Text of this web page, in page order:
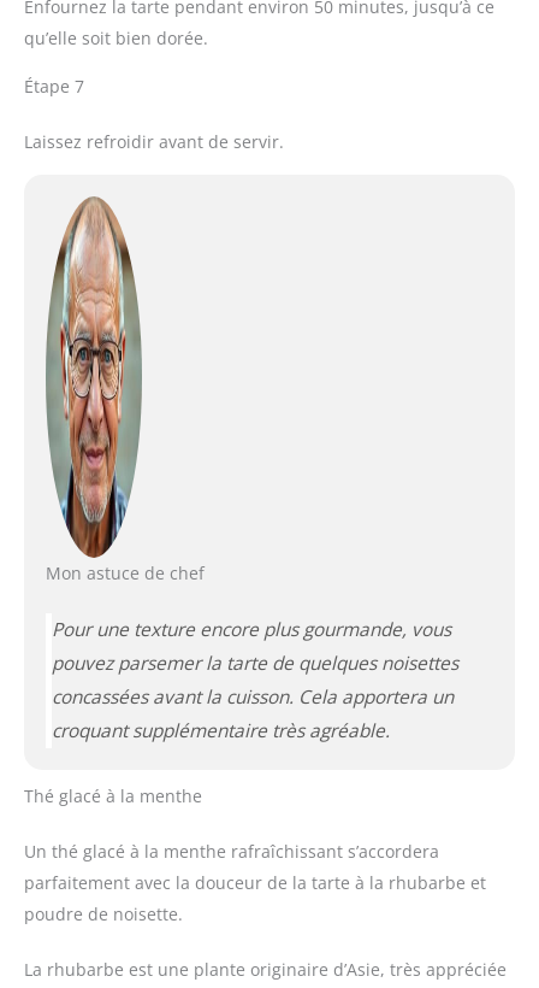
Enfournez la tarte pendant environ 50 minutes, jusqu’à ce
qu’elle soit bien dorée.
Étape 7
Laissez refroidir avant de servir.
Mon astuce de chef
Pour une texture encore plus gourmande, vous
pouvez parsemer la tarte de quelques noisettes
concassées avant la cuisson. Cela apportera un
croquant supplémentaire très agréable.
Thé glacé à la menthe
Un thé glacé à la menthe rafraîchissant s’accordera
parfaitement avec la douceur de la tarte à la rhubarbe et
poudre de noisette.
La rhubarbe est une plante originaire d’Asie, très appréciée